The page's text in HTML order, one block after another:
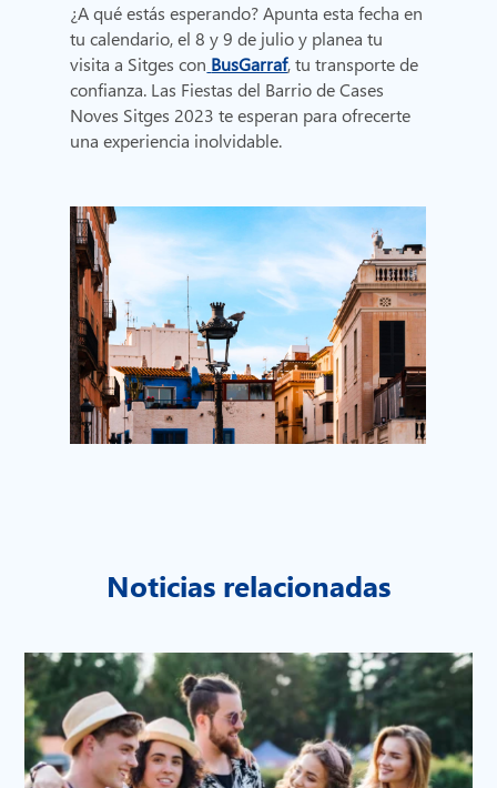
¿A qué estás esperando? Apunta esta fecha en
tu calendario, el 8 y 9 de julio y planea tu
visita a Sitges con BusGarraf, tu transporte de
confianza. Las Fiestas del Barrio de Cases
Noves Sitges 2023 te esperan para ofrecerte
una experiencia inolvidable.
Noticias relacionadas